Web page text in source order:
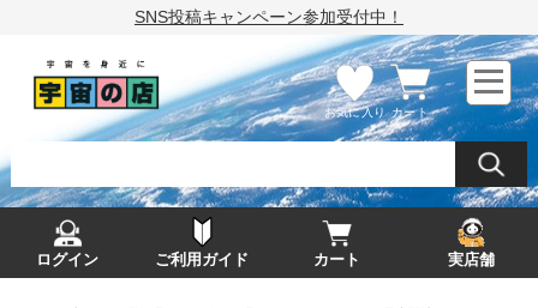
SNS投稿キャンペーン参加受付中！
お気に入り カート
ログイン ご利用ガイド カート 実店舗